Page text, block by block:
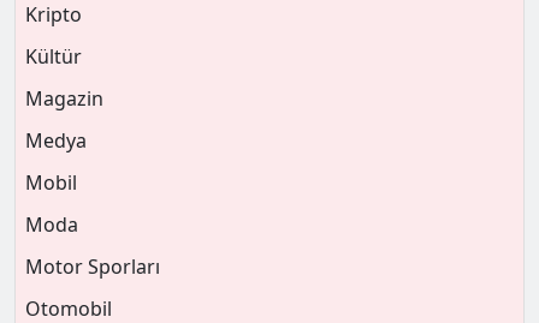
Kripto
Kültür
Magazin
Medya
Mobil
Moda
Motor Sporları
Otomobil